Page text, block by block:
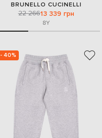
BRUNELLO CUCINELLI
22 26613 339 грн
8Y
- 40%